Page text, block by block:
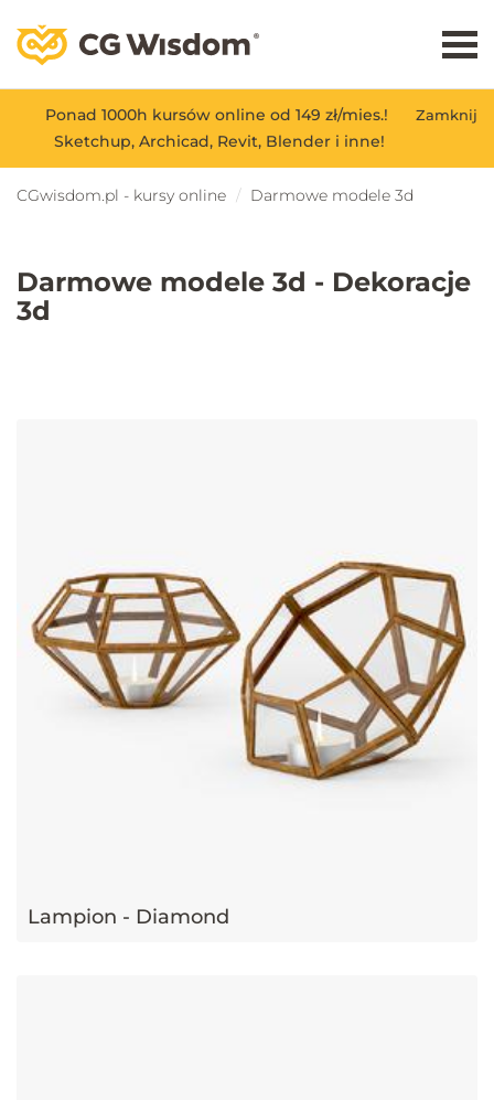
Zamknij
Ponad 1000h kursów online od 149 zł/mies.!
Sketchup, Archicad, Revit, Blender i inne!
CGwisdom.pl - kursy online Darmowe modele 3d
Darmowe modele 3d - Dekoracje
3d
Lampion - Diamond